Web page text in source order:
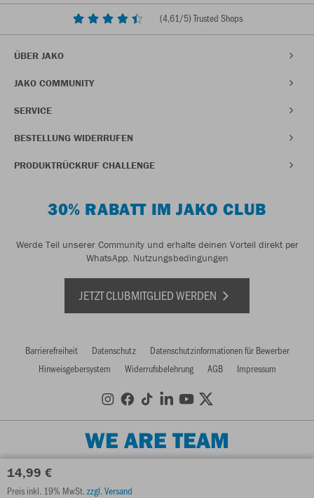
14,99 €
Preis inkl. 19% MwSt.zzgl. Versand
(4,61/5) Trusted Shops
ÜBER JAKO
JAKO COMMUNITY
SERVICE
BESTELLUNG WIDERRUFEN
PRODUKTRÜCKRUF CHALLENGE
30% RABATT IM JAKO CLUB
Werde Teil unserer Community und erhalte deinen Vorteil direkt per
WhatsApp. Nutzungsbedingungen
JETZT CLUBMITGLIED WERDEN
Barrierefreiheit Datenschutz
Datenschutzinformationen für Bewerber
Hinweisgebersystem
Widerrufsbelehrung AGB Impressum
WE ARE TEAM